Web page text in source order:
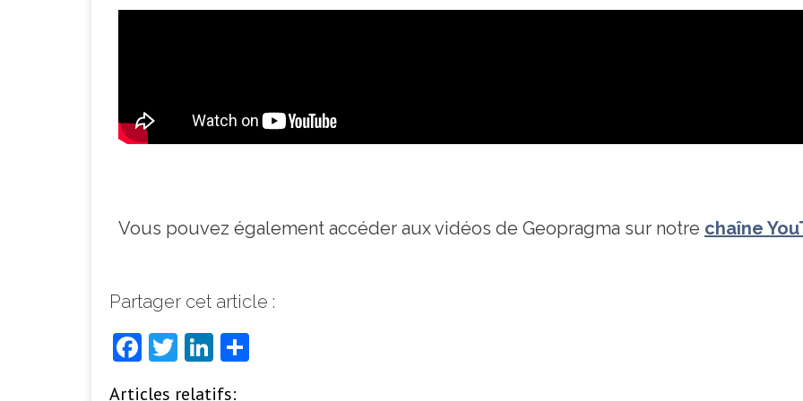
Vous pouvez également accéder aux vidéos de Geopragma sur notre chaîne
Partager cet article :
F
T
Li
Articles relatifs: